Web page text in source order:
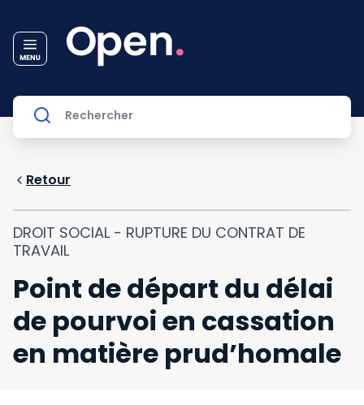
Retour
DROIT SOCIAL - RUPTURE DU CONTRAT DE
TRAVAIL
Point de départ du délai
de pourvoi en cassation
en matière prud’homale